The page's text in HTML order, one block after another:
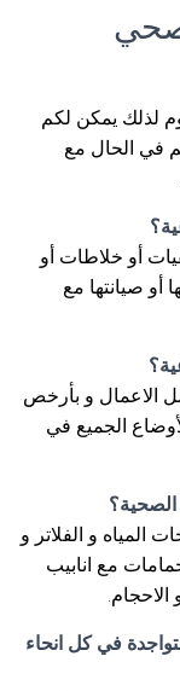
صحي
لذلك يمكن لكم
في الحال مع
أو خلاطات أو
أو صيانتها مع
الاعمال و بأرخص
الجميع في
المياه و الفلاتر و
مع انابيب
في كل انحاء